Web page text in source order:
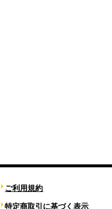
ご利用規約
特定商取引に基づく表示